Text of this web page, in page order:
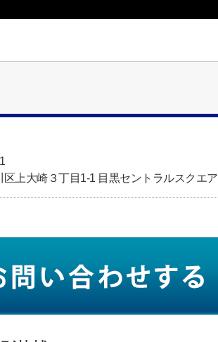
区上大崎３丁目1-1 目黒セントラルスクエア